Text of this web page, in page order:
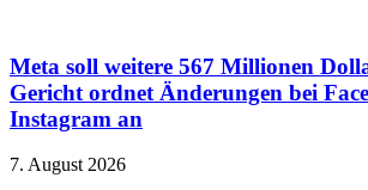
Meta soll weitere 567 Millionen
Gericht ordnet Änderungen bei
Instagram an
7. August 2026